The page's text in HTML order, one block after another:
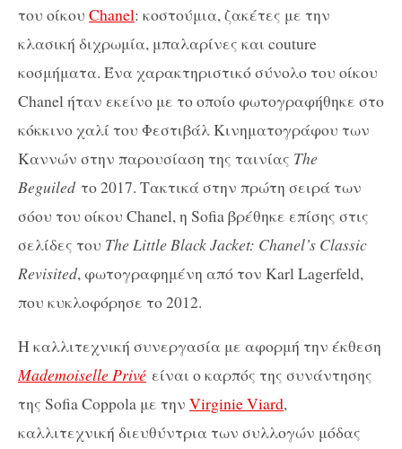
του οίκου Chanel: κοστούμια, ζακέτες με την
κλασική διχρωμία, μπαλαρίνες και couture
κοσμήματα. Ένα χαρακτηριστικό σύνολο του οίκου
Chanel ήταν εκείνο με το οποίο φωτογραφήθηκε στο
κόκκινο χαλί του Φεστιβάλ Κινηματογράφου των
Καννών στην παρουσίαση της ταινίας The
Beguiledτο 2017. Τακτικά στην πρώτη σειρά των
σόου του οίκου Chanel, η Sofia βρέθηκε επίσης στις
σελίδες του The Little Black Jacket: Chanel’s Classic
Revisited, φωτογραφημένη από τον Karl Lagerfeld,
που κυκλοφόρησε το 2012.
Η καλλιτεχνική συνεργασία με αφορμή την έκθεση
Mademoiselle Privé είναι ο καρπός της συνάντησης
της Sofia Coppola με την Virginie Viard,
καλλιτεχνική διευθύντρια των συλλογών μόδας